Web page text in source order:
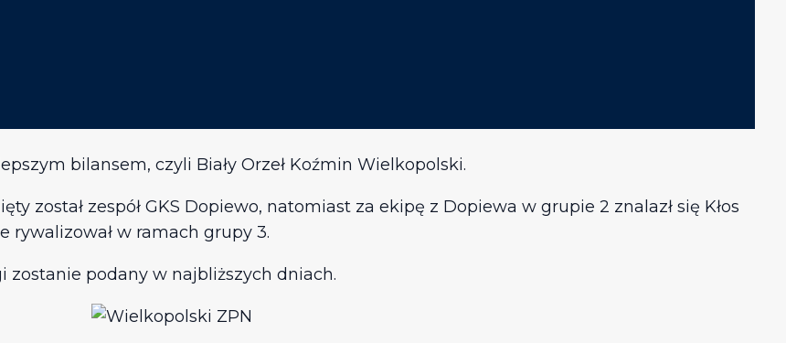
bilansem, czyli Biały Orzeł Koźmin Wielkopolski.
został zespół GKS Dopiewo, natomiast za ekipę z Dopiewa w grupie 2 znalazł się Kłos
rywalizował w ramach grupy 3.
podany w najbliższych dniach.